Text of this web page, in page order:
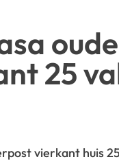
25
vierkant huis